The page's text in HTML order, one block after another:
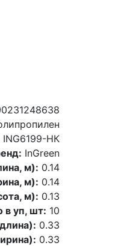
ING6199-НК
InGreen
м): 0.14
м): 0.14
м): 0.13
в уп, шт: 10
0.33
0.33